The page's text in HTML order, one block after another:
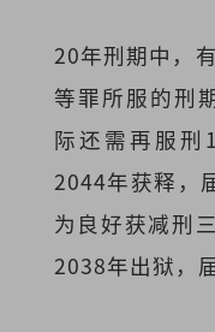
20年刑期中，
等罪所服的刑
际还需再服刑
2044年获释，
为良好获减刑
2038年出狱，